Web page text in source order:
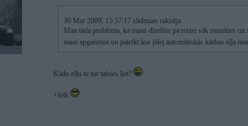
30 Mar 2009, 15:57:17 slidenais rakstīja:
Man tāda problēma, ka mans dīzelītis pa reizei sāk raustīties
mani apgaismot un pateikt kur jālej automātiskās kārbas eļļa
Kādu eļļu tu tur taisies liet?
+feik